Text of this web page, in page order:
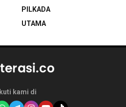
PILKADA
UTAMA
Ikuti kami di